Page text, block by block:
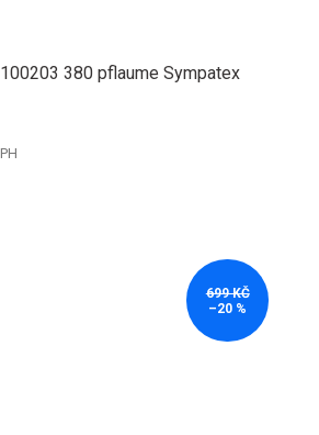
380 pflaume Sympatex
699 KČ
–20 %